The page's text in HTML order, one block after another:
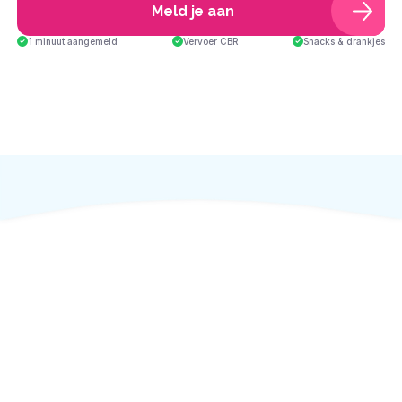
Meld je aan
1 minuut aangemeld Vervoer CBR Snacks & drankjes